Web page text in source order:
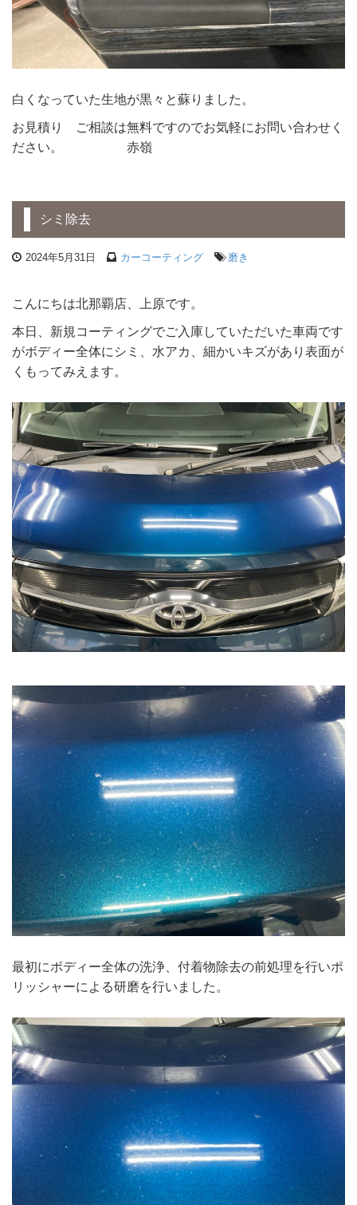
白くなっていた生地が黒々と蘇りました。
お見積り ご相談は無料ですのでお気軽にお問い合わせく
ださい。 赤嶺
シミ除去
2024年5月31日 カーコーティング 磨き
こんにちは北那覇店、上原です。
本日、新規コーティングでご入庫していただいた車両です
がボディー全体にシミ、水アカ、細かいキズがあり表面が
くもってみえます。
最初にボディー全体の洗浄、付着物除去の前処理を行いポ
リッシャーによる研磨を行いました。